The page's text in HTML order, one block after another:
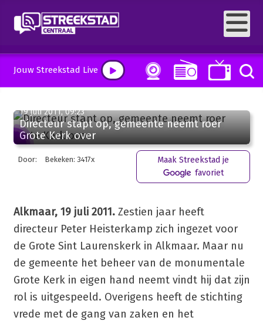
Jouw Streekstad Live
19 juli 2011, 09:23
Directeur stapt op, gemeente neemt roer
Grote Kerk over
Door: Bekeken: 3417x
Maak Streekstad je
favoriet
Alkmaar, 19 juli 2011. Zestien jaar heeft
directeur Peter Heisterkamp zich ingezet voor
de Grote Sint Laurenskerk in Alkmaar. Maar nu
de gemeente het beheer van de monumentale
Grote Kerk in eigen hand neemt vindt hij dat zijn
rol is uitgespeeld. Overigens heeft de stichting
vrede met de gang van zaken en het